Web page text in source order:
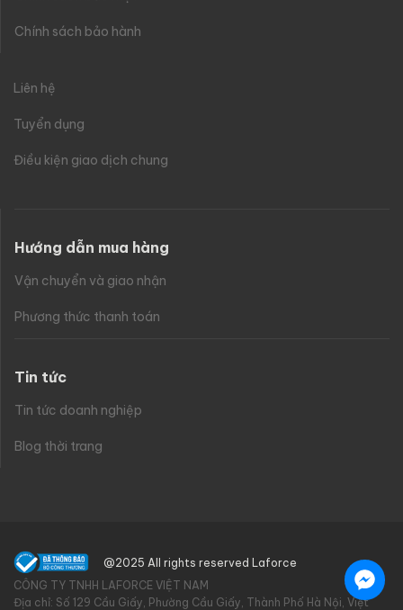
Chính sách bảo hành
Liên hệ
Tuyển dụng
Điều kiện giao dịch chung
Hướng dẫn mua hàng
Vận chuyển và giao nhận
Phương thức thanh toán
Tin tức
Tin tức doanh nghiệp
Blog thời trang
@2025 All rights reserved Laforce
CÔNG TY TNHH LAFORCE VIỆT NAM
Địa chỉ: Số 129 Cầu Giấy, Phường Cầu Giấy, Thành Phố Hà Nội, Việt